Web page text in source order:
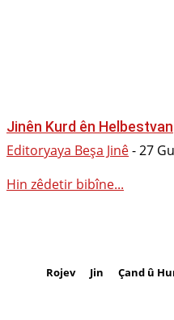
Jinên Kurd ên Helbestvan
Editoryaya Beşa Jinê-27
Hin zêdetir bibîne...
Rojev Jin Çand û